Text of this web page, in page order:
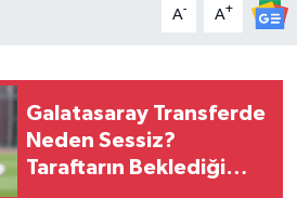
A- A+
Galatasaray Transferde
Neden Sessiz?
Taraftarın Beklediği